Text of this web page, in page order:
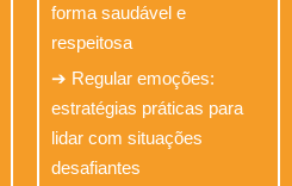
forma saudável e
respeitosa
➔ Regular emoções:
estratégias práticas para
lidar com situações
desafiantes